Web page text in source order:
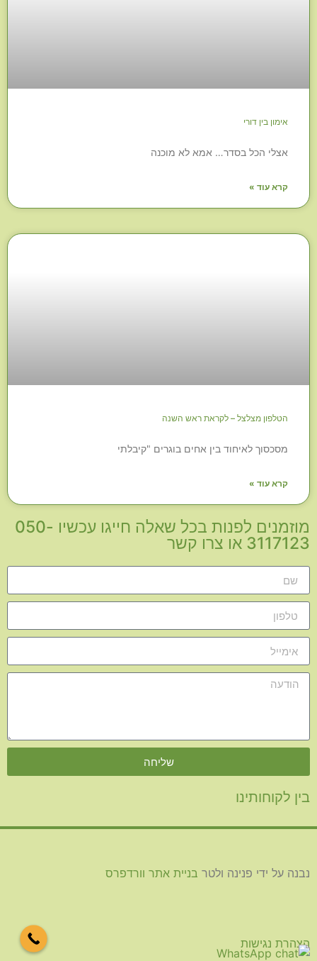
אימון בין דורי
אצלי הכל בסדר… אמא לא מוכנה
קרא עוד »
הטלפון מצלצל – לקראת ראש השנה
מסכסוך לאיחוד בין אחים בוגרים "קיבלתי
קרא עוד »
מוזמנים לפנות בכל שאלה חייגו עכשיו 050-
3117123 או צרו קשר
שליחה
בין לקוחותינו
נבנה על ידי פנינה ולטר בניית אתר וורדפרס
הצהרת נגישות